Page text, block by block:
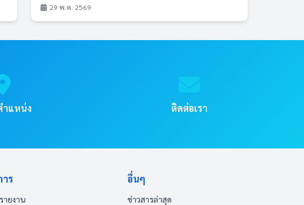
29 พ.ค. 2569
แหน่ง ติดต่อเรา
าร
ายงาน
อื่นๆ
ข่าวสารล่าสุด